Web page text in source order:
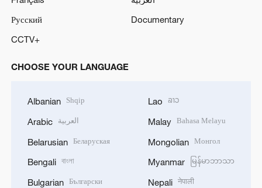
Русский
Documentary
CCTV+
CHOOSE YOUR LANGUAGE
Albanian Shqip
Arabic العربية
Belarusian Беларуская
Bengali বাংলা
Bulgarian Български
Lao ລາວ
Malay Bahasa Melayu
Mongolian Монгол
Myanmar မြန်မာဘာသာ
Nepali नेपाली